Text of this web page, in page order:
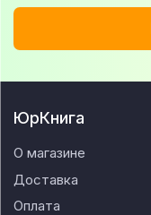
ЮрКнига
О магазине
Доставка
Оплата